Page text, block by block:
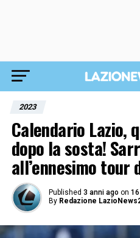
2023
Calendario Lazio,
dopo la sosta!
all’ennesimo tour
Published 3 anni ago on
By Redazione